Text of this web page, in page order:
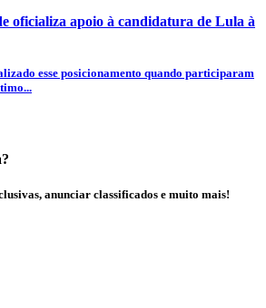
oficializa apoio à candidatura de Lula à
esse posicionamento quando participaram
anunciar classificados e muito mais!